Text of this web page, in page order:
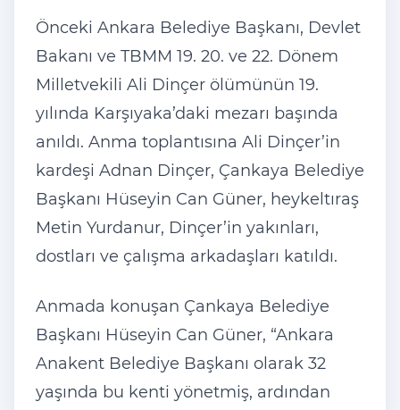
Önceki Ankara Belediye Başkanı, Devlet
Bakanı ve TBMM 19. 20. ve 22. Dönem
Milletvekili Ali Dinçer ölümünün 19.
yılında Karşıyaka’daki mezarı başında
anıldı. Anma toplantısına Ali Dinçer’in
kardeşi Adnan Dinçer, Çankaya Belediye
Başkanı Hüseyin Can Güner, heykeltıraş
Metin Yurdanur, Dinçer’in yakınları,
dostları ve çalışma arkadaşları katıldı.
Anmada konuşan Çankaya Belediye
Başkanı Hüseyin Can Güner, “Ankara
Anakent Belediye Başkanı olarak 32
yaşında bu kenti yönetmiş, ardından